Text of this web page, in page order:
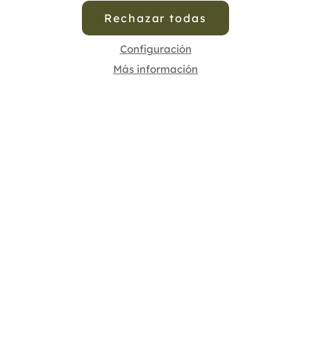
Rechazar todas
Configuración
Más información